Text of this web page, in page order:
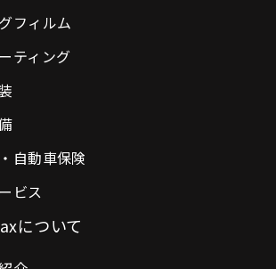
フィルム
ティング
自動車保険
ビス
について